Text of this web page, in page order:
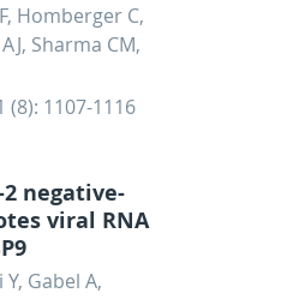
Homberger C,
Sharma CM,
(8): 1107-1116
2 negative-
viral RNA
Gabel A,